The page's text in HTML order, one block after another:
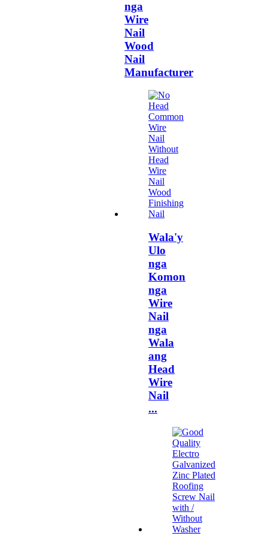
nga
Wire
Nail
Wood
Nail
Manufacturer
Wala'y
Ulo
nga
Komon
nga
Wire
Nail
nga
Wala
ang
Head
Wire
Nail
...